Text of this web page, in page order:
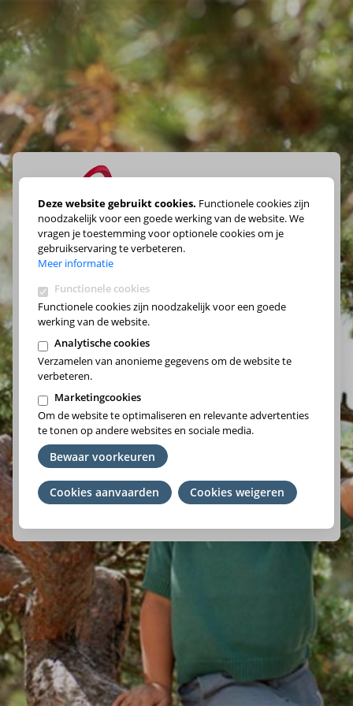
Maak je keuze
Vlaams-Brabant/Brussel
Wallonie
We raden je aan om het ziekenfonds te kiezen waar je lid
van bent. Ben je geen lid? Kies de regio waar je woont.
Deze website gebruikt cookies. Functionele cookies zijn
noodzakelijk voor een goede werking van de website. We
vragen je toestemming voor optionele cookies om je
gebruikservaring te verbeteren.
Meer informatie
Functionele cookies
Functionele cookies zijn noodzakelijk voor een goede
werking van de website.
Analytische cookies
Verzamelen van anonieme gegevens om de website te
verbeteren.
Marketingcookies
Om de website te optimaliseren en relevante advertenties
te tonen op andere websites en sociale media.
Bewaar voorkeuren
Cookies weigeren
Cookies aanvaarden
Je
toestemming
intrekken